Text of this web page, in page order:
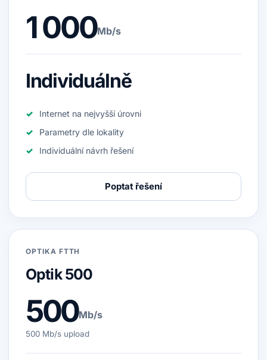
1 000Mb/s
Individuálně
Internet na nejvyšší úrovni
Parametry dle lokality
Individuální návrh řešení
Poptat řešení
OPTIKA FTTH
Optik 500
500Mb/s
500 Mb/s upload